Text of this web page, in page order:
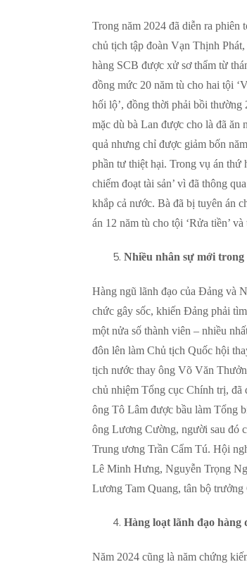
Trong năm 2024 đã diễn ra
chủ tịch tập đoàn Vạn Thịnh
hàng SCB được xử sơ thẩm từ
đồng mức 20 năm tù cho hai tội
hối lộ’, đồng thời phải bồi thường
mặc dù bà Lan được cho là đã ăn
quả nhưng chỉ được giảm bốn
phần tư thiệt hại. Trong vụ án thứ
chiếm đoạt tài sản’ vì đã thông
khắp cả nước. Bà đã bị tuyên án
án 12 năm tù cho tội ‘Rửa tiền’
Nhiều nhân sự mới
Hàng ngũ lãnh đạo của Đảng và
chức gây sốc, khiến Đảng phải
một nửa số thành viên – nhiều
đôn lên làm Chủ tịch Quốc hội
tịch nước thay ông Võ Văn
chủ nhiệm Tổng cục Chính trị,
ông Tô Lâm được bầu làm Tổng
ông Lương Cường, người sau đó
Trung ương Trần Cẩm Tú. Hội
Lê Minh Hưng, Nguyễn Trọng
Lương Tam Quang, tân bộ
Hàng loạt lãnh đạo
Năm 2024 cũng là năm chứng